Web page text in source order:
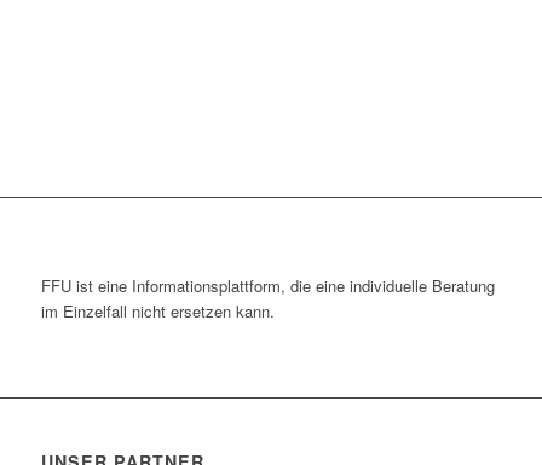
FFU ist eine Informationsplattform, die eine individuelle Beratung
im Einzelfall nicht ersetzen kann.